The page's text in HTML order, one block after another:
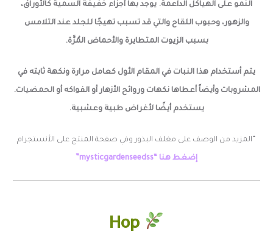
النمو على الهياكل الداعمة. يوجد بها أجزاء خفيفة السمية كالأوراق،
والزهور، وحبوب اللقاح والتي قد تسبب تهيجًا للجلد عند التلامس
بسبب الزيوت المتطايرة والأحماض المُرَّة.
يتم أستخدام هذا النبات في المقام الأول كعامل مرارة ونكهة ثابته في
المشروبات وأيضاً أعطاها نكهات وروائح الأزهار أو الفواكه أو الحمضيات.
يستخدم أيضًا لأغراض طبية وعشبية.
“المزيد من الوصف على مغلف البذور وفي صفحة المنتج على الأنستجرام
إضغط هنا “mysticgardenseedss”
Hop